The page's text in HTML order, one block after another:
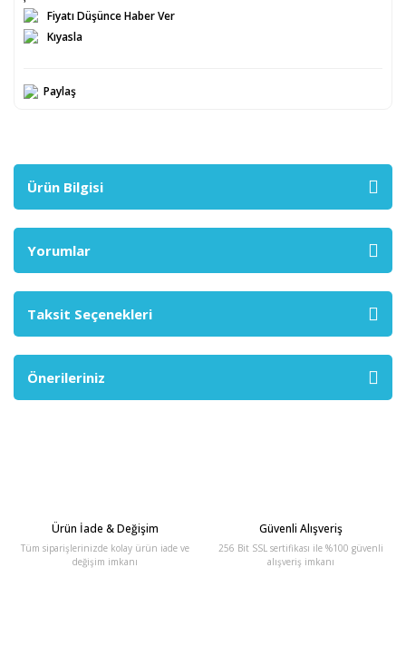
Fiyatı Düşünce Haber Ver
Kıyasla
Paylaş
Ürün Bilgisi
Yorumlar
Taksit Seçenekleri
Önerileriniz
Ürün İade & Değişim
Tüm siparişlerinizde kolay ürün iade ve
değişim imkanı
Güvenli Alışveriş
256 Bit SSL sertifikası ile %100 güvenli
alışveriş imkanı